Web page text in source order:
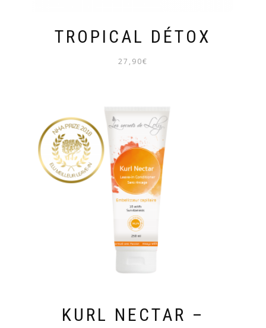
TROPICAL DÉTOX
27,90€
KURL NECTAR –